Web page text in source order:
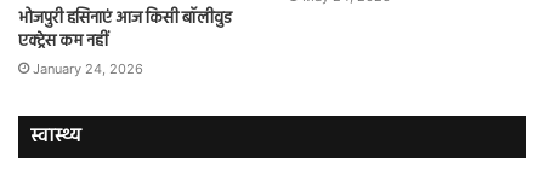
भोजपुरी हसिनाएं आज किसी बॉलीवुड
एक्ट्रेस कम नहीं
January 24, 2026
स्वास्थ्य